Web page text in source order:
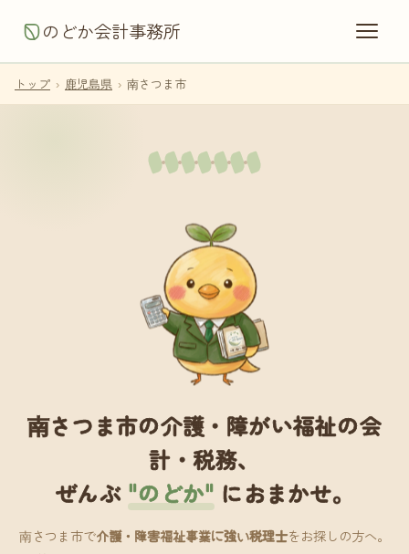
のどか会計事務所
トップ › 鹿児島県 › 南さつま市
南さつま市の介護・障がい福祉の会
計・税務、
ぜんぶ "のどか" におまかせ。
南さつま市で介護・障害福祉事業に強い税理士をお探しの方へ。